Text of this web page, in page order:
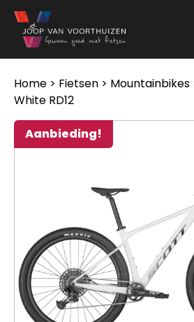
Ga naar de inhoud
Home > Fietsen > Mountainbikes
White RD12
Aanbieding!